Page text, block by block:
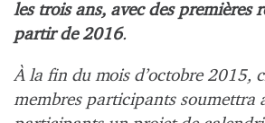
les trois ans, avec des premières
partir de 2016.
À la fin du mois d’octobre 2015,
membres participants soumettra